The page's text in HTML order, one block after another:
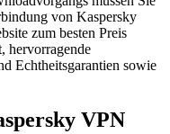
von Kaspersky
zum besten Preis
hervorragende
Echtheitsgarantien sowie
VPN